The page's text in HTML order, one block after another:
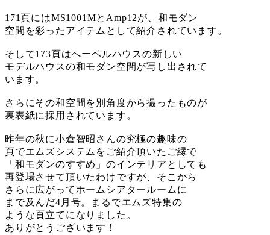
171頁にはMS1001MとAmp12が、和モダン
空間を彩ったアイテムとして紹介されています。
そして173頁はへーベルハウスの新しい
モデルハウスの和モダン空間が写し出されて
います。
さらにその和空間を別角度から撮ったものが
裏表紙に採用されています。
昨年の秋に小倉智昭さんの究極の趣味の
頁でエムズシステムをご紹介頂いたご縁で
「和モダンのすすめ」のインテリアとしても
再登場させて頂いたわけですが、そこから
さらに広がってホームシアタールームに
まで及んだ4月号。まるでエムズ特集の
ような頁立てになりました。
ありがとうございます！